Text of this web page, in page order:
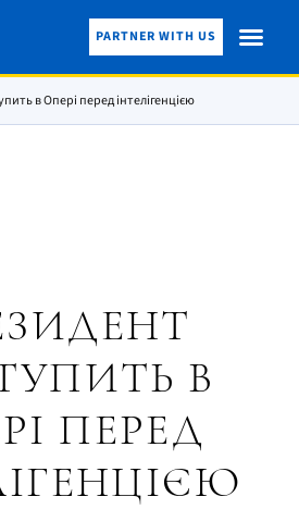
PARTNER WITH US
в Опері перед інтелігенцією
В
ПЕРЕД